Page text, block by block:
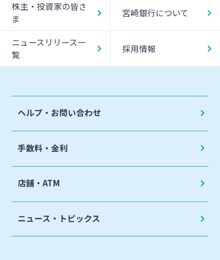
株主・投資家の皆さ
ま
宮崎銀行について
ニュースリリース一
覧
採用情報
ヘルプ・お問い合わせ
手数料・金利
店舗・ATM
ニュース・トピックス